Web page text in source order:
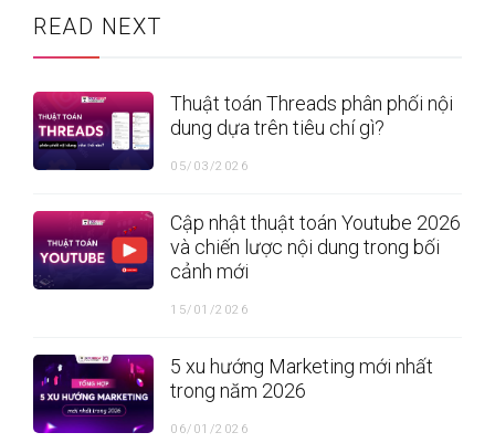
READ NEXT
Thuật toán Threads phân phối nội
dung dựa trên tiêu chí gì?
05/03/2026
Cập nhật thuật toán Youtube 2026
và chiến lược nội dung trong bối
cảnh mới
15/01/2026
5 xu hướng Marketing mới nhất
trong năm 2026
06/01/2026